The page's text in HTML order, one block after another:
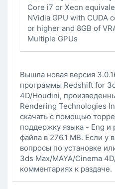
Core i7 or Xeon
NVidia GPU with CUDA
or higher and 8GB of
Multiple GPUs
Вышла новая версия
программы Redshift for
4D/Houdini,
Rendering Technologies
скачать с помощью
поддержку языка - Eng и
файла в 276.1 MB. Если у
вопросы по установке
3ds Max/MAYA/Cinema
комментариях к раздаче.